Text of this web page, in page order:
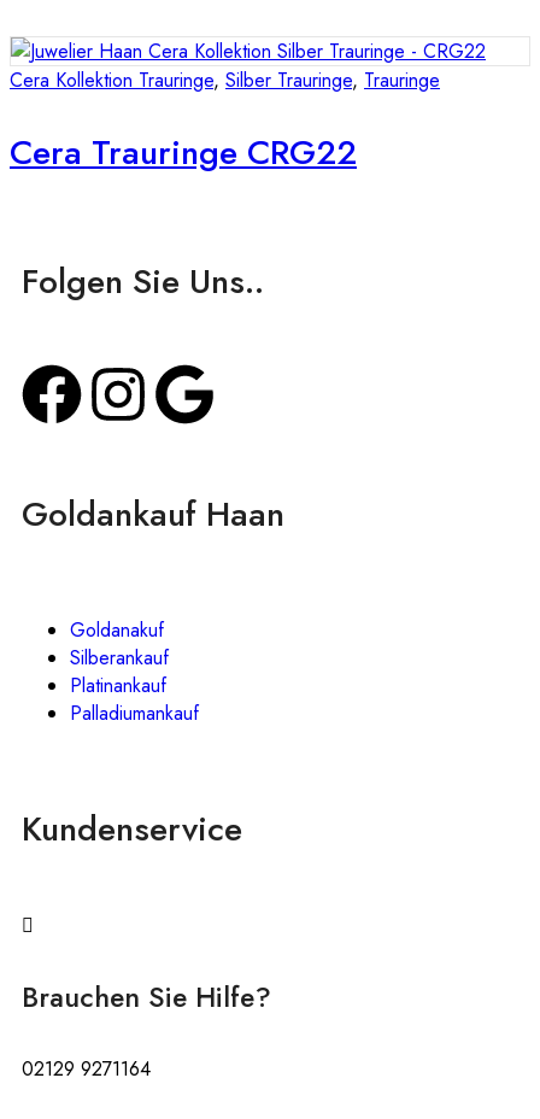
Cera Kollektion Trauringe, Silber Trauringe, Trauringe
Cera Trauringe CRG22
Folgen Sie Uns..
Goldankauf Haan
Goldanakuf
Silberankauf
Platinankauf
Palladiumankauf
Kundenservice
Brauchen Sie Hilfe?
02129 9271164